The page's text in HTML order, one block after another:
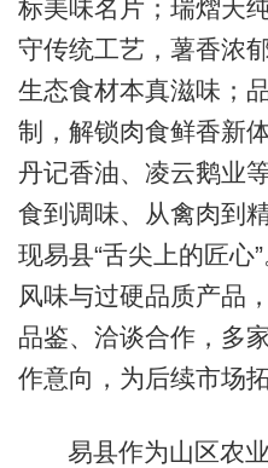
标美味名片；瑞熠天
守传统工艺，薯香浓
生态食材本真滋味；
制，解锁肉食鲜香新
丹记香油、凌云鹅业
食到调味、从禽肉到
现易县“舌尖上的匠心
风味与过硬品质产品
品鉴、洽谈合作，多
作意向，为后续市场
易县作为山区农